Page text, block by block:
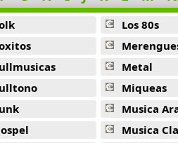
Los 80s
Metal
Miqueas
Musica
Musica